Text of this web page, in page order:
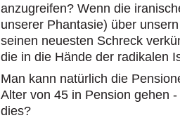
anzugreifen? Wenn die
unserer Phantasie) über
seinen neuesten Schreck
die in die Hände der radikalen
Man kann natürlich die
Alter von 45 in Pension gehen
dies?